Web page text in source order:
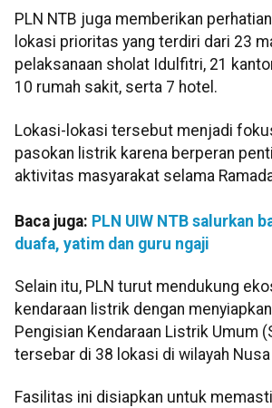
PLN NTB juga memberikan
lokasi prioritas yang terdiri dari 23
pelaksanaan sholat Idulfitri, 21
10 rumah sakit, serta 7 hotel.
Lokasi-lokasi tersebut menjadi
pasokan listrik karena berperan
aktivitas masyarakat selama
Baca juga: PLN UIW NTB salurkan
duafa, yatim dan guru ngaji
Selain itu, PLN turut mendukung
kendaraan listrik dengan
Pengisian Kendaraan Listrik Umum
tersebar di 38 lokasi di wilayah Nusa
Fasilitas ini disiapkan untuk